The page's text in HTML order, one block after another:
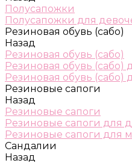
Полусапожки
Полусапожки для
Резиновая обувь (сабо)
Назад
Резиновая обувь (сабо)
Резиновая обувь (сабо)
Резиновая обувь (сабо)
Резиновые сапоги
Назад
Резиновые сапоги
Резиновые сапоги для
Резиновые сапоги для
Сандалии
Назад